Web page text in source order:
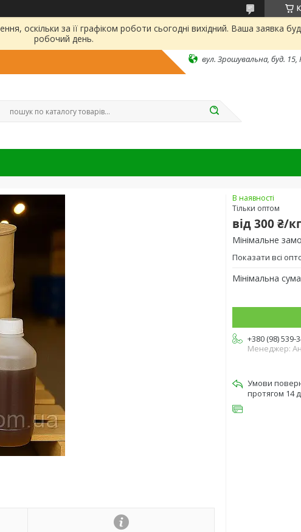
оскільки за її графіком роботи сьогодні вихідний. Ваша заявка
робочий день.
вул. Зрошувальна, буд. 15,
В наявності
Тільки оптом
від300 ₴/кг
Мінімальне
Показати всі
Мінімальна
+380 (98) 539-
Менеджер:
протягом 14